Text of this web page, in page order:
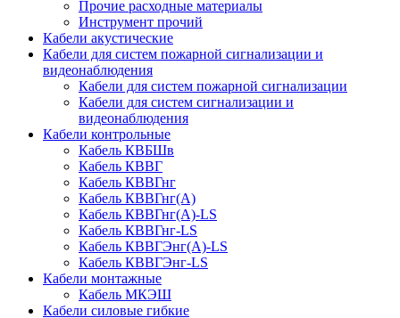
Прочие расходные материалы
Инструмент прочий
Кабели акустические
Кабели для систем пожарной сигнализации и
видеонаблюдения
Кабели для систем пожарной сигнализации
Кабели для систем сигнализации и
видеонаблюдения
Кабели контрольные
Кабель КВБШв
Кабель КВВГ
Кабель КВВГнг
Кабель КВВГнг(А)
Кабель КВВГнг(А)-LS
Кабель КВВГнг-LS
Кабель КВВГЭнг(А)-LS
Кабель КВВГЭнг-LS
Кабели монтажные
Кабель МКЭШ
Кабели силовые гибкие